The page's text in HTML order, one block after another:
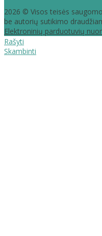
2026 © Visos teisės
be autorių sutikimo
Elektroninių parduotuvių
Rašyti
Skambinti